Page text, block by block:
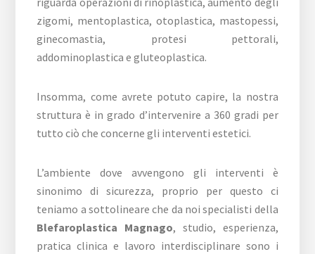
zigomi, mentoplastica, otoplastica, mastopessi,
ginecomastia, protesi pettorali,
addominoplastica e gluteoplastica.
Insomma, come avrete potuto capire, la nostra
struttura è in grado d’intervenire a 360 gradi per
tutto ciò che concerne gli interventi estetici.
L’ambiente dove avvengono gli interventi è
sinonimo di sicurezza, proprio per questo ci
teniamo a sottolineare che da noi specialisti della
Blefaroplastica Magnago, studio, esperienza,
pratica clinica e lavoro interdisciplinare sono i